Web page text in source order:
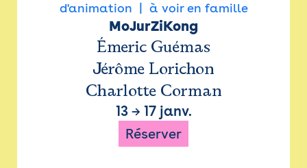
d'animation
à voir en famille
MoJurZiKong
Émeric Guémas
Jérôme Lorichon
Charlotte Corman
13→ 17 janv.
Réserver